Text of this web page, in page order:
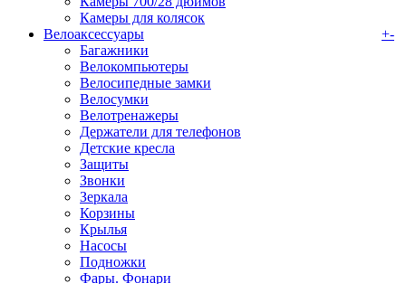
Камеры для колясок
Велоаксессуары
+-
Багажники
Велокомпьютеры
Велосипедные замки
Велосумки
Велотренажеры
Держатели для телефонов
Детские кресла
Защиты
Звонки
Зеркала
Корзины
Крылья
Насосы
Подножки
Фары. Фонари